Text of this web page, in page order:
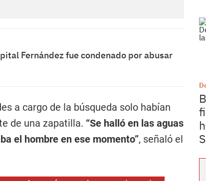
Fernández fue condenado por abusar
a cargo de la búsqueda solo habían
de una zapatilla. “Se halló en las aguas
el hombre en ese momento”, señaló el